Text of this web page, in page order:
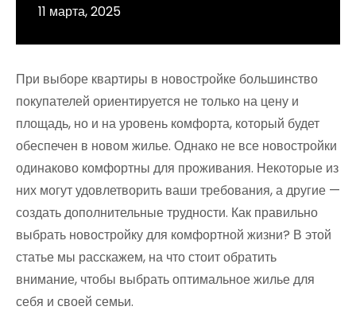
11 марта, 2025
При выборе квартиры в новостройке большинство
покупателей ориентируется не только на цену и
площадь, но и на уровень комфорта, который будет
обеспечен в новом жилье. Однако не все новостройки
одинаково комфортны для проживания. Некоторые из
них могут удовлетворить ваши требования, а другие —
создать дополнительные трудности. Как правильно
выбрать новостройку для комфортной жизни? В этой
статье мы расскажем, на что стоит обратить
внимание, чтобы выбрать оптимальное жилье для
себя и своей семьи.